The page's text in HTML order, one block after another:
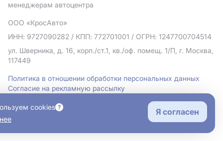
менеджерам автоцентра
ООО «КросАвто»
ИНН: 9727090282 / КПП: 772701001 / ОГРН: 1247700704514
ул. Шверника, д. 16, корп./ст.1, кв./оф. помещ. 1/П, г. Москва,
117449
Политика в отношении обработки персональных данных
Согласие на рекламную рассылку
cookies
Я согласен